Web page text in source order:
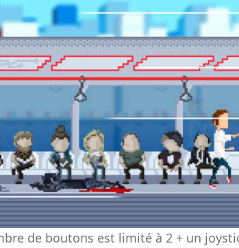
de boutons est limité à 2 + un